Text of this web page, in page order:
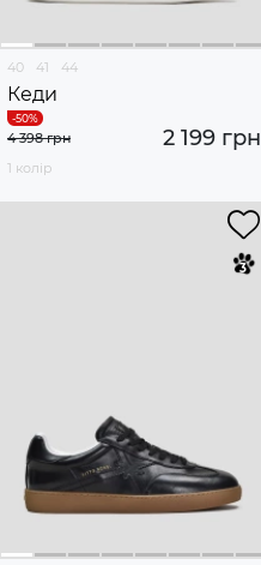
40 41 44
Кеди
2 199 грн
4 398 грн
1 колір